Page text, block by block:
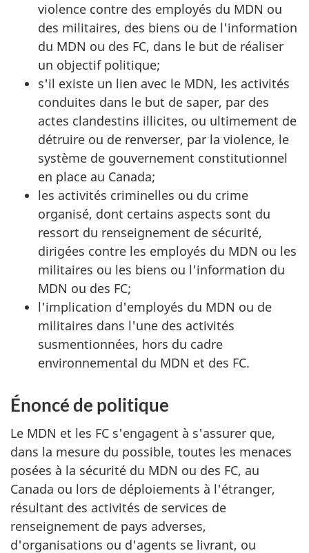
violence contre des employés du MDN ou
des militaires, des biens ou de l'information
du MDN ou des FC, dans le but de réaliser
un objectif politique;
s'il existe un lien avec le MDN, les activités
conduites dans le but de saper, par des
actes clandestins illicites, ou ultimement de
détruire ou de renverser, par la violence, le
système de gouvernement constitutionnel
en place au Canada;
les activités criminelles ou du crime
organisé, dont certains aspects sont du
ressort du renseignement de sécurité,
dirigées contre les employés du MDN ou les
militaires ou les biens ou l'information du
MDN ou des FC;
l'implication d'employés du MDN ou de
militaires dans l'une des activités
susmentionnées, hors du cadre
environnemental du MDN et des FC.
Énoncé de politique
Le MDN et les FC s'engagent à s'assurer que,
dans la mesure du possible, toutes les menaces
posées à la sécurité du MDN ou des FC, au
Canada ou lors de déploiements à l'étranger,
résultant des activités de services de
renseignement de pays adverses,
d'organisations ou d'agents se livrant, ou